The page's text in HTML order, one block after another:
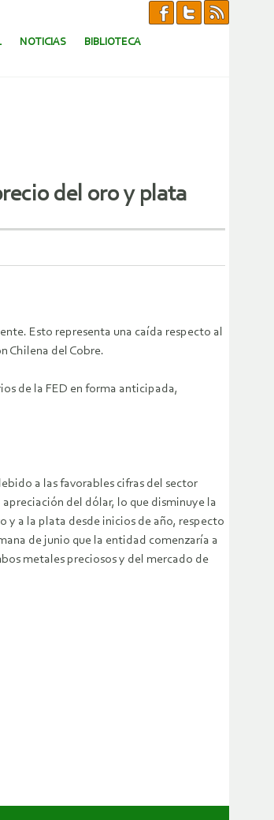
NOTICIAS BIBLIOTECA
del oro y plata
Esto representa una caída respecto al
Chilena del Cobre.
de la FED en forma anticipada,
a las favorables cifras del sector
del dólar, lo que disminuye la
y a la plata desde inicios de año, respecto
de junio que la entidad comenzaría a
metales preciosos y del mercado de